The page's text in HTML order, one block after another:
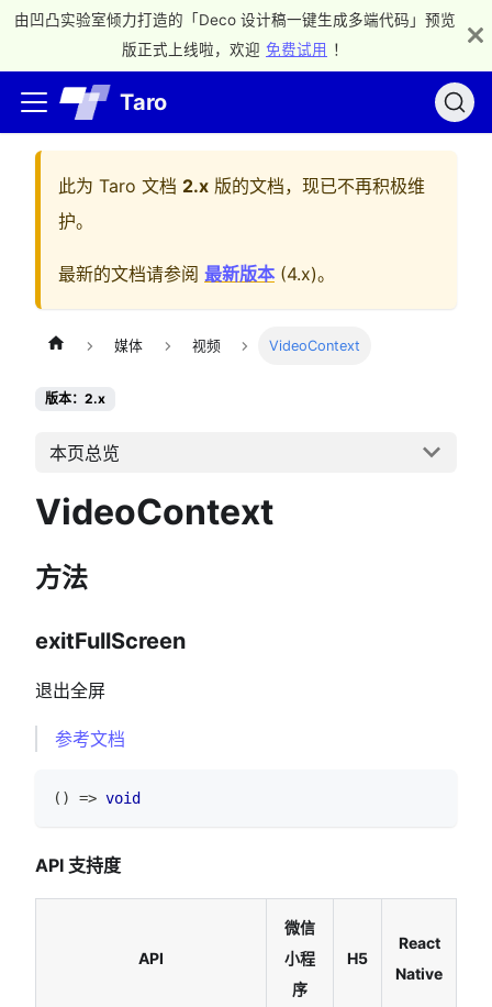
由凹凸实验室倾力打造的「Deco 设计稿一键生成多端代码」预览
版正式上线啦，欢迎 免费试用 ！
Taro
此为 Taro 文档 2.x 版的文档，现已不再积极维
护。
最新的文档请参阅 最新版本 (4.x)。
媒体 视频 VideoContext
版本：2.x
本页总览
VideoContext
方法
exitFullScreen
退出全屏
参考文档
( ) => void
API 支持度
API
微信
小程
序
H5
React
Native